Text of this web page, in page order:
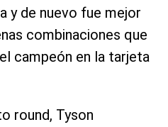
y de nuevo fue mejor
combinaciones que
campeón en la tarjeta
round, Tyson